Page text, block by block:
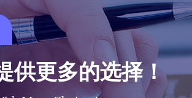
供更多的选择！